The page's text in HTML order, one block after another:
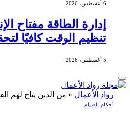
6 أغسطس، 2026
إدارة الطاقة مفتاح
تنظيم الوقت كافيًا
5 أغسطس، 2026
رواد الأعمال» من الذين يباح لهم
أحكام الصيام